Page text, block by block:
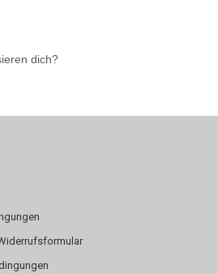
dich?